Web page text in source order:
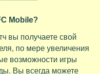
Mobile?
вы получаете свой
по мере увеличения
возможности игры
Вы всегда можете